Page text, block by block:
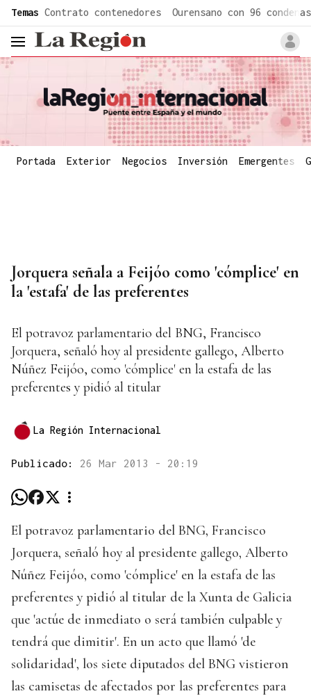
Temas Contrato contenedores Ourensano con 96 condenas
header.menu.open
Portada Exterior Negocios Inversión Emergentes
Jorquera señala a Feijóo como 'cómplice' en
la 'estafa' de las preferentes
El potravoz parlamentario del BNG, Francisco
Jorquera, señaló hoy al presidente gallego, Alberto
Núñez Feijóo, como 'cómplice' en la estafa de las
preferentes y pidió al titular
La Región Internacional
Publicado: 26 Mar 2013 - 20:19
El potravoz parlamentario del BNG, Francisco
Jorquera, señaló hoy al presidente gallego, Alberto
Núñez Feijóo, como 'cómplice' en la estafa de las
preferentes y pidió al titular de la Xunta de Galicia
que 'actúe de inmediato o será también culpable y
tendrá que dimitir'. En un acto que llamó 'de
solidaridad', los siete diputados del BNG vistieron
las camisetas de afectados por las preferentes para